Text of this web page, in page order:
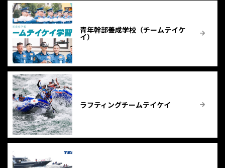
青年幹部養成学校（チームテイケ
イ）
ラフティングチームテイケイ